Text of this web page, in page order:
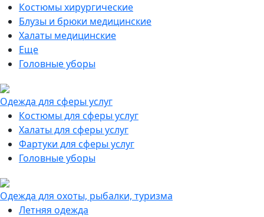
Костюмы хирургические
Блузы и брюки медицинские
Халаты медицинские
Еще
Головные уборы
Одежда для сферы услуг
Костюмы для сферы услуг
Халаты для сферы услуг
Фартуки для сферы услуг
Головные уборы
Одежда для охоты, рыбалки, туризма
Летняя одежда